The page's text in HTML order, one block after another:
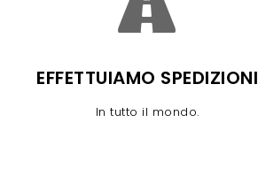
EFFETTUIAMO SPEDIZIONI
In tutto il mondo.